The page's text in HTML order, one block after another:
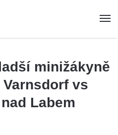
minižákyně
Varnsdorf vs
Labem